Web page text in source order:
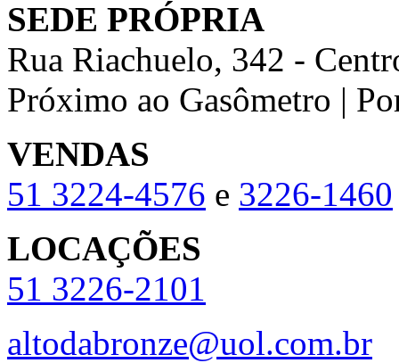
SEDE PRÓPRIA
Rua Riachuelo, 342 -
Próximo ao Gasômetro |
VENDAS
51 3224-4576 e 3226-1460
LOCAÇÕES
51 3226-2101
altodabronze@uol.com.br